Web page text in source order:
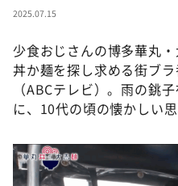
～人生密着トークバラ
て真剣です
探偵！ナイトスクープ
news おかえり
河合＆A.B.C-Z塚田×福
（news おかえり）
本日はダイアンなり！シ
2025.07.15
少食おじさんの博多華丸
丼か麺を探し求める街ブラ
（ABCテレビ）。雨の銚
に、10代の頃の懐かしい